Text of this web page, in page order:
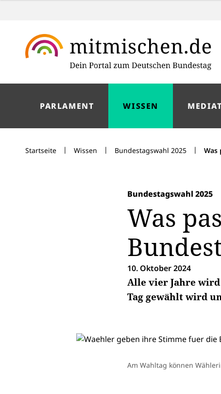
PARLAMENT WISSEN
Startseite | Wissen | Bundestagswahl 2025 | Was
Bundestagswahl 2025
Was
10. Oktober 2024
Alle vier Jahre
Tag gewählt wird
Am Wahltag können